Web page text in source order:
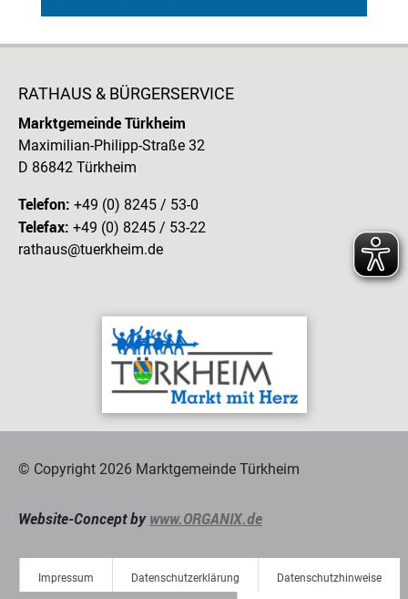
RATHAUS & BÜRGERSERVICE
Marktgemeinde Türkheim
Maximilian-Philipp-Straße 32
D 86842 Türkheim
Telefon: +49 (0) 8245 / 53-0
Telefax: +49 (0) 8245 / 53-22
rathaus@tuerkheim.de
© Copyright 2026 Marktgemeinde Türkheim
Website-Concept bywww.ORGANIX.de
Impressum Datenschutzerklärung Datenschutzhinweise